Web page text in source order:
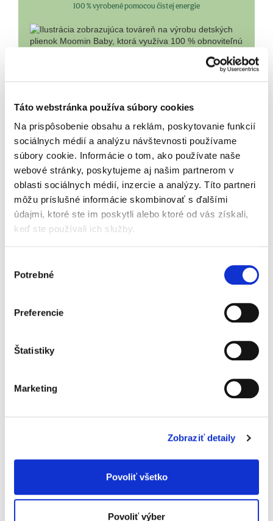
Táto webstránka používa súbory cookies
Na prispôsobenie obsahu a reklám, poskytovanie funkcií
sociálnych médií a analýzu návštevnosti používame
súbory cookie. Informácie o tom, ako používate naše
webové stránky, poskytujeme aj našim partnerom v
oblasti sociálnych médií, inzercie a analýzy. Títo partneri
môžu príslušné informácie skombinovať s ďalšími
údajmi, ktoré ste im poskytli alebo ktoré od vás získali,
keď ste používali ich služby.
súhlasu
Potrebné
Preferencie
Štatistiky
Marketing
Zobraziť detaily
Povoliť všetko
Povoliť výber
100 % vyrobené pomocou čistej energie
Kombinácia solárnej a vodnej elektrárne zásobuje elektrinou našu výrobu. Všetka
energia tak pochádza z čistých zdrojov a celá továreň je sebestačná.